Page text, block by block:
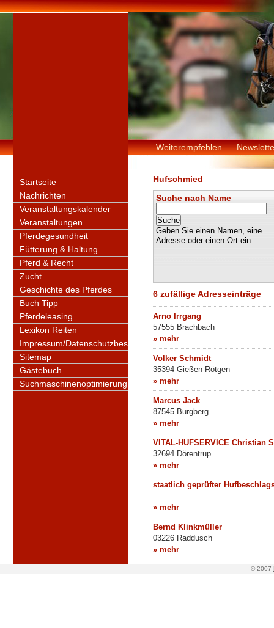
Weiterempfehlen
Startseite
Nachrichten
Veranstaltungskalender
Veranstaltungen
Pferdegesundheit
Fütterung & Haltung
Pferd & Recht
Zucht
Geschichte des Pferdes
Buch Tipp
Pferdeleasing
Lexikon Reiten
Impressum/Datenschutzbestimmungen
Sitemap
Gästebuch
Suchmaschinenoptimierung
Hufschmied
Suche nach Name
Geben Sie einen Namen, eine
Adresse oder einen Ort ein.
6 zufällige Adresseinträge
Arno Irrgang
57555 Brachbach
» mehr
Volker Schmidt
35394 Gießen-Rötgen
» mehr
Marcus Jack
87545 Burgberg
» mehr
VITAL-HUFSERVICE Christian
32694 Dörentrup
» mehr
staatlich geprüfter
» mehr
Bernd Klinkmüller
03226 Raddusch
» mehr
© 2007